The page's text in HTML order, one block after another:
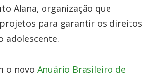
Alana, organização que
para garantir os direitos
adolescente.
o novo Anuário Brasileiro de